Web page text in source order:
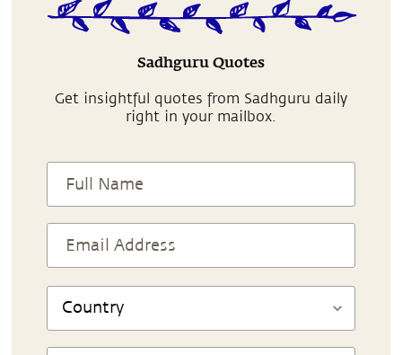
Sadhguru Quotes
Get insightful quotes from Sadhguru daily
right in your mailbox.